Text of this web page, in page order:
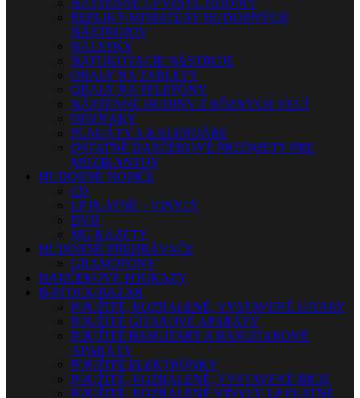
NÁSTENNÉ LP VINYL HODINY
REPLIKY-MINIATÚRY HUDOBNÝCH
NÁSTROJOV
NÁLEPKY
NAFUKOVACIE NÁSTROJE
OBALY NA TABLETY
OBALY NA TELEFÓNY
NÁSTENNÉ HODINY Z RÔZNYCH VECÍ
ODZNAKY
PLAGÁTY A KALENDÁRE
OSTATNÉ DARČEKOVÉ PREDMETY PRE
MUZIKANTOV
HUDOBNÉ NOSIČE
CD
LP PLATNE – VINYLY
DVD
MG KAZETY
HUDOBNÉ PREHRÁVAČE
GRAMOFÓNY
DARČEKOVÉ POUKAZY
B-STOCK/BAZÁR
POUŽITÉ, ROZBALENÉ, VYSTAVENÉ GITARY
POUŽITÉ GITAROVÉ APARÁTY
POUŽITÉ BASGITARY A BASGITAROVÉ
APARÁTY
POUŽITÉ ELEKTRÓNKY
POUŽITÉ, ROZBALENÉ, VYSTAVENÉ BICIE
POUŽITÉ, ROZBALENÉ VINYLY, LP PLATNE